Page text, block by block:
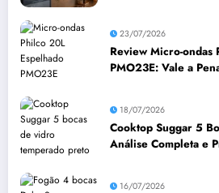
23/07/2026
Review Micro-ondas
PMO23E: Vale a
18/07/2026
Cooktop Suggar 5
Análise Completa e
16/07/2026